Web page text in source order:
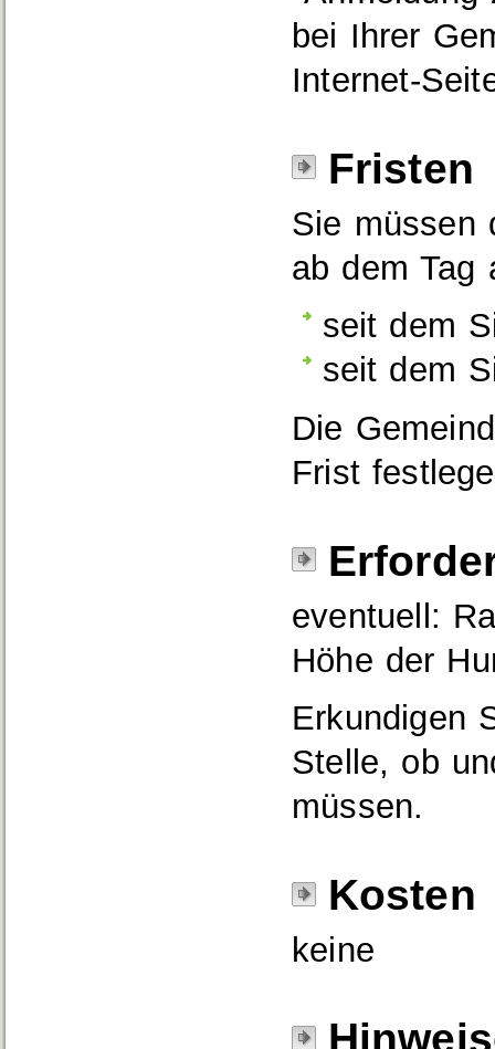
bei Ihrer
Internet-
Fristen
Sie müssen
ab dem Tag
seit dem
seit dem
Die
Frist
eventuell:
Höhe der
Erkundigen
Stelle, ob
müssen.
Kosten
keine